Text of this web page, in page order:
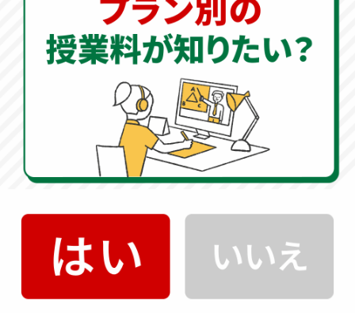
【理科】〈一般入試〉例年、試験時間40分で大問4題構成と
なっています。大問数に変化はありませんが小問数や解答
箇所は、年度により差があります。植物と天体の出題傾向
が高くなっています。一部難度の高い問題も含まれていま
すが基本問題が大半を占めているため、全分野の基礎知識
を身につけてケアレスミスをしないように丁寧な解答を心
がけましょう。
47問構成となっています。地理・歴史・公民の各分野から
出題されるため、満遍なく勉強し苦手分野を作らないよう
にしましょう。地理・歴史では九州地方に関係のある問題